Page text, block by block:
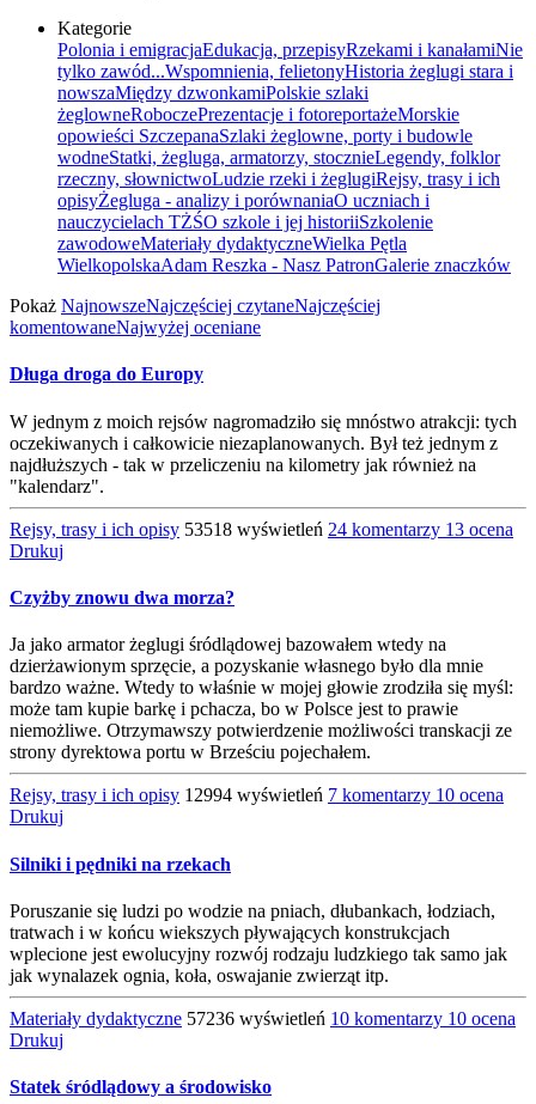
Kategorie
Polonia i emigracjaEdukacja, przepisyRzekami i kanałamiNie
tylko zawód...Wspomnienia, felietonyHistoria żeglugi stara i
nowszaMiędzy dzwonkamiPolskie szlaki
żeglowneRoboczePrezentacje i fotoreportażeMorskie
opowieści SzczepanaSzlaki żeglowne, porty i budowle
wodneStatki, żegluga, armatorzy, stocznieLegendy, folklor
rzeczny, słownictwoLudzie rzeki i żeglugiRejsy, trasy i ich
opisyŻegluga - analizy i porównaniaO uczniach i
nauczycielach TŻŚO szkole i jej historiiSzkolenie
zawodoweMateriały dydaktyczneWielka Pętla
WielkopolskaAdam Reszka - Nasz PatronGalerie znaczków
Pokaż NajnowszeNajczęściej czytaneNajczęściej
komentowaneNajwyżej oceniane
Długa droga do Europy
W jednym z moich rejsów nagromadziło się mnóstwo atrakcji: tych
oczekiwanych i całkowicie niezaplanowanych. Był też jednym z
najdłuższych - tak w przeliczeniu na kilometry jak również na
"kalendarz".
Rejsy, trasy i ich opisy 53518 wyświetleń 24 komentarzy 13 ocena
Drukuj
Czyżby znowu dwa morza?
Ja jako armator żeglugi śródlądowej bazowałem wtedy na
dzierżawionym sprzęcie, a pozyskanie własnego było dla mnie
bardzo ważne. Wtedy to właśnie w mojej głowie zrodziła się myśl:
może tam kupie barkę i pchacza, bo w Polsce jest to prawie
niemożliwe. Otrzymawszy potwierdzenie możliwości transkacji ze
strony dyrektowa portu w Brześciu pojechałem.
Rejsy, trasy i ich opisy 12994 wyświetleń 7 komentarzy 10 ocena
Drukuj
Silniki i pędniki na rzekach
Poruszanie się ludzi po wodzie na pniach, dłubankach, łodziach,
tratwach i w końcu wiekszych pływających konstrukcjach
wplecione jest ewolucyjny rozwój rodzaju ludzkiego tak samo jak
jak wynalazek ognia, koła, oswajanie zwierząt itp.
Materiały dydaktyczne 57236 wyświetleń 10 komentarzy 10 ocena
Drukuj
Statek śródlądowy a środowisko